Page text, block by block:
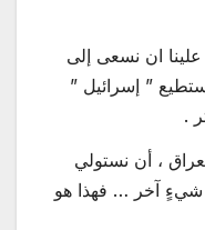
ان نسعى إلى
” إسرائيل ”
.
، أن نستولي
شيءٍ آخر … فهذا هو